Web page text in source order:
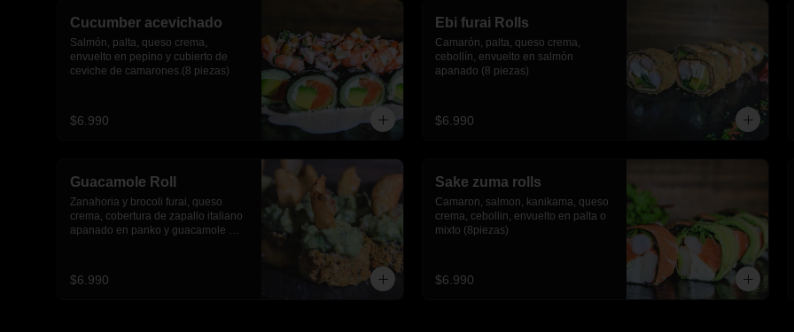
Cucumber acevichado
Salmón, palta, queso crema,
envuelto en pepino y cubierto de
ceviche de camarones.(8 piezas)
$6.990
Ebi furai Rolls
Camarón, palta, queso crema,
cebollín, envuelto en salmón
apanado (8 piezas)
$6.990
Guacamole Roll
Zanahoria y brocoli furai, queso
crema, cobertura de zapallo italiano
apanado en panko y guacamole
$6.990
Sake zuma rolls
Camaron, salmon, kanikama, queso
crema, cebollin, envuelto en palta o
mixto (8piezas)
$6.990